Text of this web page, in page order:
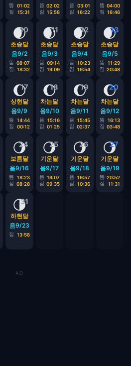
뜸
01:02
짐
15:31
뜸 02:02
짐 15:58
뜸
03:01
짐
16:22
뜸 04:00
짐 16:46
10
🌒
초승달
음9/2
뜸 08:07
짐
18:32
11
🌒
초승달
음9/3
뜸 09:14
짐 19:09
12
🌒
초승달
음9/4
뜸
10:23
짐
19:54
13
🌒
초승달
음9/5
뜸
11:29
짐 20:48
17
🌔
상현달
음9/9
뜸
14:44
짐
00:12
18
🌔
차는달
음9/10
뜸
15:16
짐 01:25
19
🌔
차는달
음9/11
뜸
15:45
짐 02:37
20
🌔
차는달
음9/12
뜸
16:13
짐 03:48
24
🌖
보름달
음9/16
뜸
18:23
짐 08:28
25
🌖
기운달
음9/17
뜸 19:07
짐 09:35
26
🌖
기운달
음9/18
뜸
19:57
짐
10:36
27
🌖
기운달
음9/19
뜸 20:52
짐
11:31
31
🌗
하현달
음9/23
짐 13:58
AD